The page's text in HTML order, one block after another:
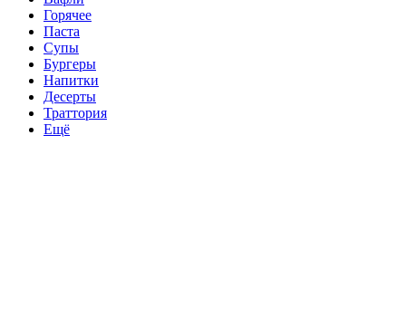
Горячее
Паста
Супы
Бургеры
Напитки
Десерты
Траттория
Ещё